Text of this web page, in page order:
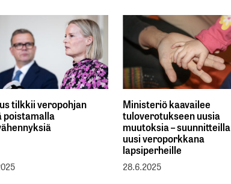
tilkkii veropohjan
poistamalla
Ministeriö kaavailee
tuloverotukseen uusia
muutoksia – suunnitteilla
uusi veroporkkana
lapsiperheille
28.6.2025